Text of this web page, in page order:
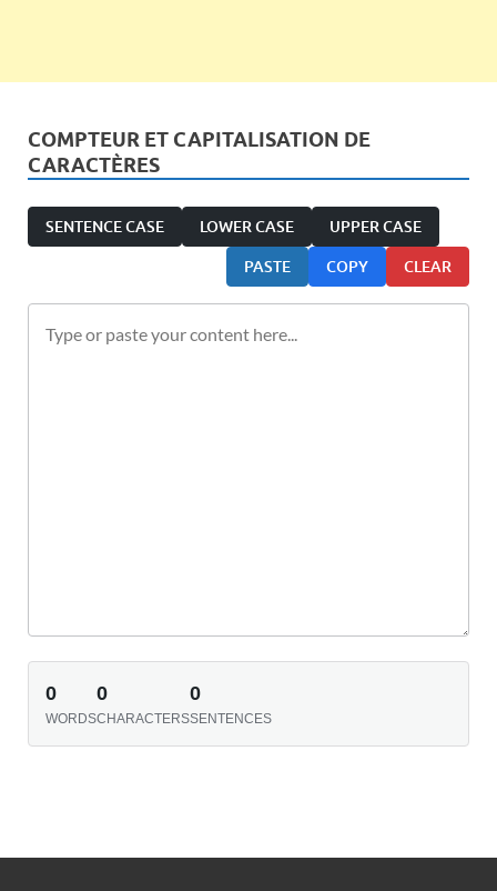
COMPTEUR ET CAPITALISATION DE
CARACTÈRES
SENTENCE CASE LOWER CASE UPPER CASE
PASTE COPY CLEAR
0
WORDS
0
CHARACTERS
0
SENTENCES